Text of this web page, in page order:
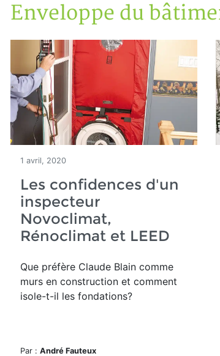
Accueil
Articles
Construction verte
Enveloppe du bâtiment
Enveloppe du
1 avril, 2020
Les confidences d'un
inspecteur
Novoclimat,
Rénoclimat et LEED
Que préfère Claude Blain comme
murs en construction et comment
isole-t-il les fondations?
Par : André Fauteux